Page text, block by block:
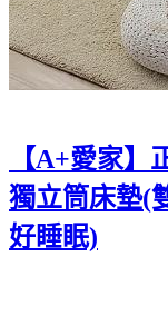
【A+愛家】
獨立筒床墊(
好睡眠)